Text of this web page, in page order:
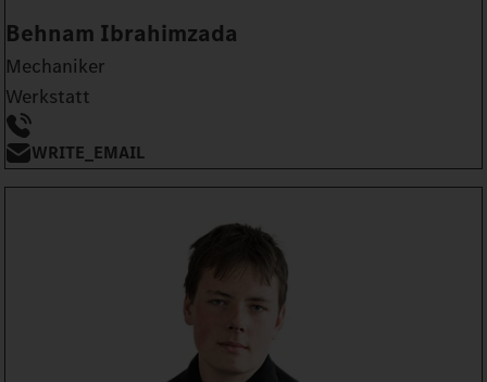
Behnam Ibrahimzada
Mechaniker
Werkstatt
WRITE_EMAIL